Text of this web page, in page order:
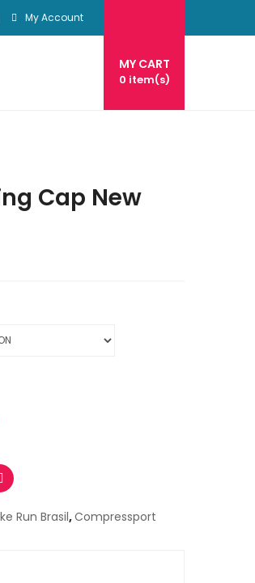
My Account
MY CART
0 item(s)
Cap New
Run Brasil,Compressport